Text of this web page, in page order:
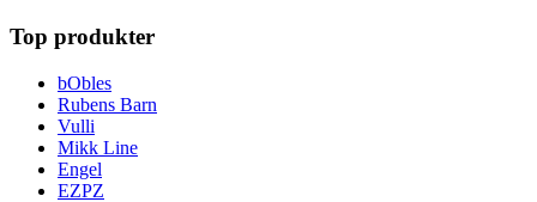
Top produkter
bObles
Rubens Barn
Vulli
Mikk Line
Engel
EZPZ